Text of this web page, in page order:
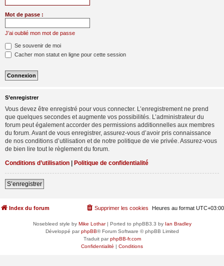
Mot de passe :
J’ai oublié mon mot de passe
Se souvenir de moi
Cacher mon statut en ligne pour cette session
S’enregistrer
Vous devez être enregistré pour vous connecter. L’enregistrement ne prend
que quelques secondes et augmente vos possibilités. L’administrateur du
forum peut également accorder des permissions additionnelles aux membres
du forum. Avant de vous enregistrer, assurez-vous d’avoir pris connaissance
de nos conditions d’utilisation et de notre politique de vie privée. Assurez-vous
de bien lire tout le règlement du forum.
Conditions d’utilisation | Politique de confidentialité
S’enregistrer
Index du forum Heures au format UTC+03:00
Supprimer les cookies
Nosebleed style by Mike Lothar| Ported to phpBB3.3 by Ian Bradley
Développé parphpBB® Forum Software © phpBB Limited
Traduit parphpBB-fr.com
Confidentialité | Conditions